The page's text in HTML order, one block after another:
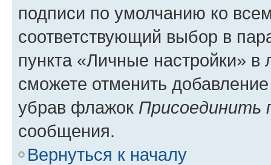
подписи по умолчанию ко
соответствующий выбор в
пункта «Личные настройки»
сможете отменить
убрав флажок Присоединить
сообщения.
Вернуться к началу